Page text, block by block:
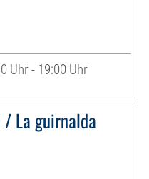
Uhr - 19:00 Uhr
La guirnalda